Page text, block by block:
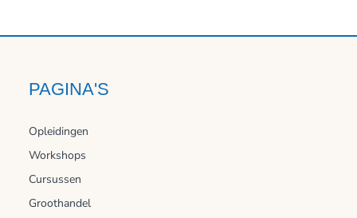
PAGINA'S
Opleidingen
Workshops
Cursussen
Groothandel